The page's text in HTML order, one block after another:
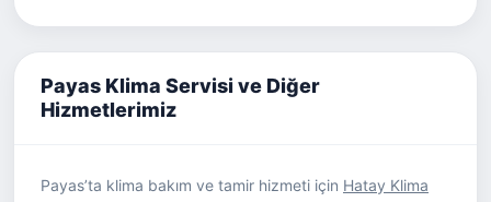
Payas Klima Servisi ve Diğer
Hizmetlerimiz
Payas’ta klima bakım ve tamir hizmeti için Hatay Klima